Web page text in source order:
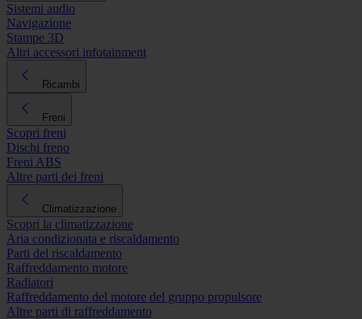
Sistemi audio
Navigazione
Stampe 3D
Altri accessori infotainment
Ricambi
Freni
Scopri freni
Dischi freno
Freni ABS
Altre parti dei freni
Climatizzazione
Scopri la climatizzazione
Aria condizionata e riscaldamento
Parti del riscaldamento
Raffreddamento motore
Radiatori
Raffreddamento del motore del gruppo propulsore
Altre parti di raffreddamento